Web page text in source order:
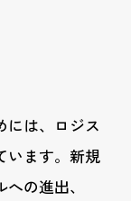
には、ロジス
います。新規
の進出、